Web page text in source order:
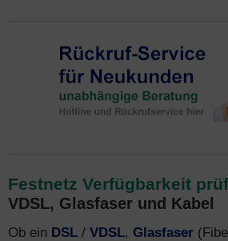
Festnetz Verfügbarkeit
VDSL, Glasfaser und Kabel
Ob ein DSL / VDSL, Glasfaser